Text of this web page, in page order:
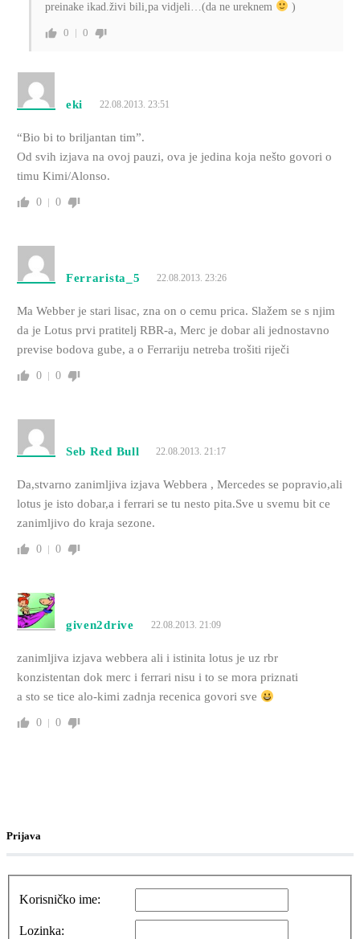
preinake ikad.živi bili,pa vidjeli…(da ne ureknem )
0 0
eki 22.08.2013. 23:51
“Bio bi to briljantan tim”.
Od svih izjava na ovoj pauzi, ova je jedina koja nešto govori o
timu Kimi/Alonso.
0 0
Ferrarista_5 22.08.2013. 23:26
Ma Webber je stari lisac, zna on o cemu prica. Slažem se s njim
da je Lotus prvi pratitelj RBR-a, Merc je dobar ali jednostavno
previse bodova gube, a o Ferrariju netreba trošiti riječi
0 0
Seb Red Bull 22.08.2013. 21:17
Da,stvarno zanimljiva izjava Webbera , Mercedes se popravio,ali
lotus je isto dobar,a i ferrari se tu nesto pita.Sve u svemu bit ce
zanimljivo do kraja sezone.
0 0
given2drive 22.08.2013. 21:09
zanimljiva izjava webbera ali i istinita lotus je uz rbr
konzistentan dok merc i ferrari nisu i to se mora priznati
a sto se tice alo-kimi zadnja recenica govori sve
0 0
Prijava
Korisničko ime:
Lozinka: